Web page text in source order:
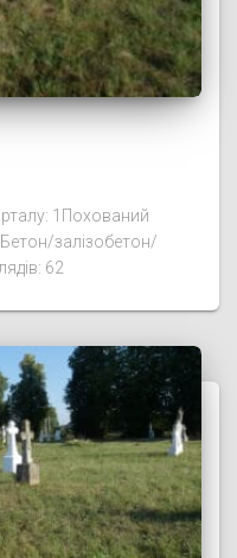
1Похований
залізобетон/
62